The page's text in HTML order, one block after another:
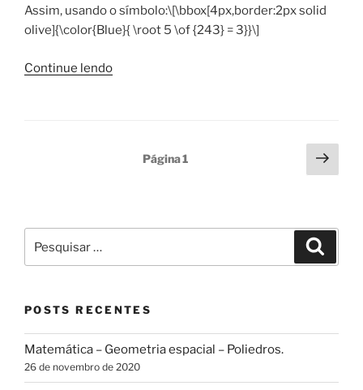
Assim, usando o símbolo:\[\bbox[4px,border:2px solid
olive]{\color{Blue}{ \root 5 \of {243} = 3}}\]
Continue lendo“013.1
Página1
por:
POSTS RECENTES
Matemática – Geometria espacial – Poliedros.
26 de novembro de 2020